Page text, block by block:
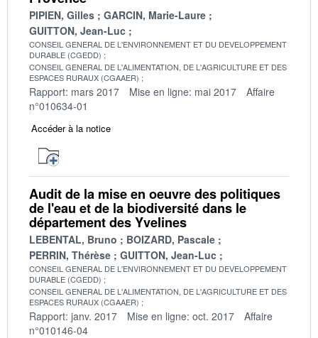
PIPIEN, Gilles
GARCIN, Marie-Laure
GUITTON, Jean-Luc
CONSEIL GENERAL DE L'ENVIRONNEMENT ET DU DEVELOPPEMENT
DURABLE (CGEDD)
CONSEIL GENERAL DE L'ALIMENTATION, DE L'AGRICULTURE ET DES
ESPACES RURAUX (CGAAER)
Rapport: mars 2017 Mise en ligne: mai 2017
Affaire
n°010634-01
Accéder à la notice
Audit de la mise en oeuvre des politiques
de l'eau et de la biodiversité dans le
département des Yvelines
LEBENTAL, Bruno
BOIZARD, Pascale
PERRIN, Thérèse
GUITTON, Jean-Luc
CONSEIL GENERAL DE L'ENVIRONNEMENT ET DU DEVELOPPEMENT
DURABLE (CGEDD)
CONSEIL GENERAL DE L'ALIMENTATION, DE L'AGRICULTURE ET DES
ESPACES RURAUX (CGAAER)
Rapport: janv. 2017 Mise en ligne: oct. 2017
Affaire
n°010146-04